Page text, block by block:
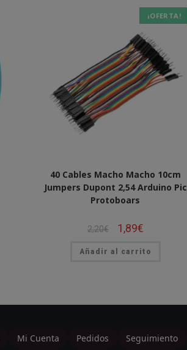
¡OFERTA!
40 Cables Macho Macho 10cm
Jumpers Dupont 2,54 Arduino Pic
Protoboars
2,20€
El
precio
era:
1,89€El
precio
es:
Añadir al carrito
Mi Cuenta Pedidos Seguimiento